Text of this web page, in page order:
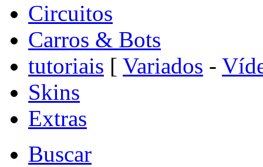
Circuitos
Carros & Bots
tutoriais [ Variados -
Skins
Extras
Buscar